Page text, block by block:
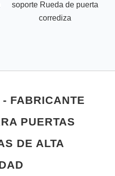
soporte Rueda de puerta
corrediza
FABRICANTE
PUERTAS
DE ALTA